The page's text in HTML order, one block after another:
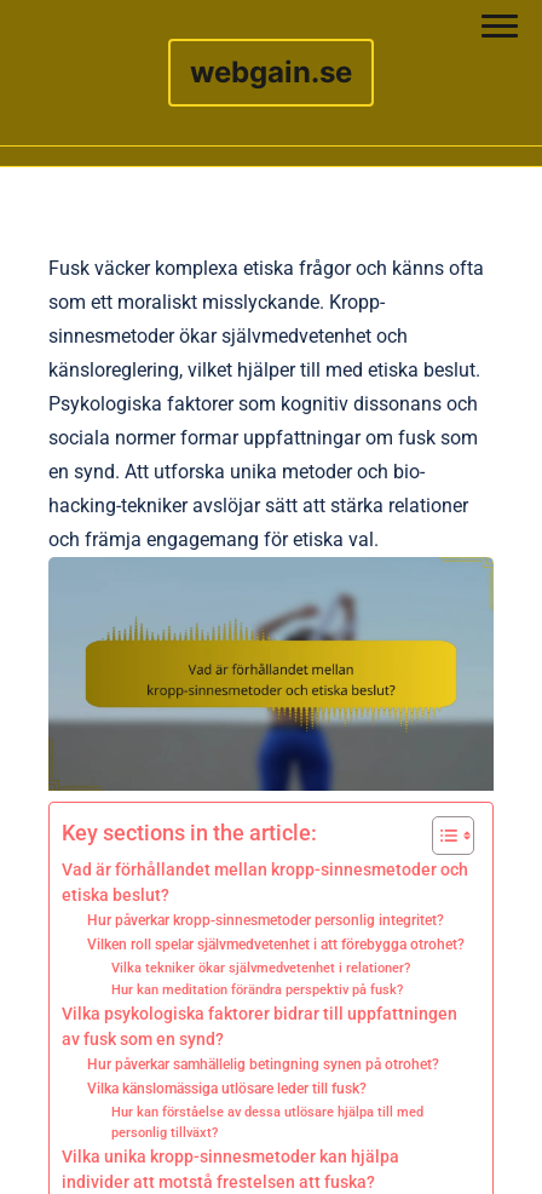
webgain.se
Fusk väcker komplexa etiska frågor och känns ofta
som ett moraliskt misslyckande. Kropp-
sinnesmetoder ökar självmedvetenhet och
känsloreglering, vilket hjälper till med etiska beslut.
Psykologiska faktorer som kognitiv dissonans och
sociala normer formar uppfattningar om fusk som
en synd. Att utforska unika metoder och bio-
hacking-tekniker avslöjar sätt att stärka relationer
och främja engagemang för etiska val.
Key sections in the article:
Vad är förhållandet mellan kropp-sinnesmetoder och
etiska beslut?
Hur påverkar kropp-sinnesmetoder personlig integritet?
Vilken roll spelar självmedvetenhet i att förebygga otrohet?
Vilka tekniker ökar självmedvetenhet i relationer?
Hur kan meditation förändra perspektiv på fusk?
Vilka psykologiska faktorer bidrar till uppfattningen
av fusk som en synd?
Hur påverkar samhällelig betingning synen på otrohet?
Vilka känslomässiga utlösare leder till fusk?
Hur kan förståelse av dessa utlösare hjälpa till med
personlig tillväxt?
Vilka unika kropp-sinnesmetoder kan hjälpa
individer att motstå frestelsen att fuska?